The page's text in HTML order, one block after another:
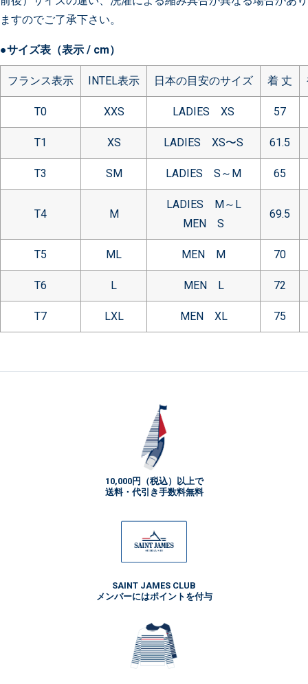
ますのでご了承下さい。
●サイズ表（表示 / cm）
フランス表示 INTEL表示 日本の目安のサイズ 着 丈
T0 XXS LADIES XS 57
T1 XS LADIES XS〜S 61.5
T3 SM LADIES S～M 65
T4 M
LADIES M～L
MEN S
69.5
T5 ML MEN M 70
T6 L MEN L 72
T7 LXL MEN XL 75
10,000円（税込）以上で
送料・代引き手数料無料
SAINT JAMES CLUB
メンバーにはポイントを付与